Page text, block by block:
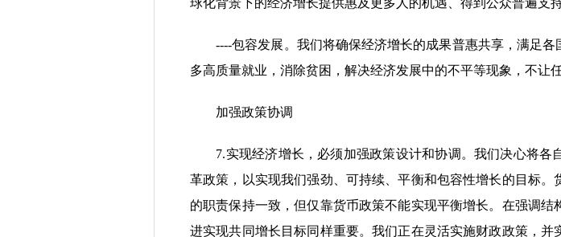
球化背景下的经济增长提供惠及更多人的机遇、得到公众普遍支持
----包容发展。我们将确保经济增长的成果普惠共享，满足各
多高质量就业，消除贫困，解决经济发展中的不平等现象，不让
加强政策协调
7.实现经济增长，必须加强政策设计和协调。我们决心将各
革政策，以实现我们强劲、可持续、平衡和包容性增长的目标
的职责保持一致，但仅靠货币政策不能实现平衡增长。在强调
进实现共同增长目标同样重要。我们正在灵活实施财政政策，